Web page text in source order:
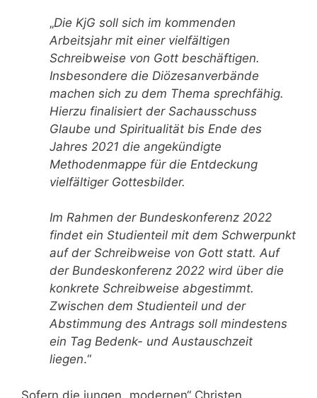
„Die KjG soll sich im kommenden
Arbeitsjahr mit einer vielfältigen
Schreibweise von Gott beschäftigen.
Insbesondere die Diözesanverbände
machen sich zu dem Thema sprechfähig.
Hierzu finalisiert der Sachausschuss
Glaube und Spiritualität bis Ende des
Jahres 2021 die angekündigte
Methodenmappe für die Entdeckung
vielfältiger Gottesbilder.
Im Rahmen der Bundeskonferenz 2022
findet ein Studienteil mit dem Schwerpunkt
auf der Schreibweise von Gott statt. Auf
der Bundeskonferenz 2022 wird über die
konkrete Schreibweise abgestimmt.
Zwischen dem Studienteil und der
Abstimmung des Antrags soll mindestens
ein Tag Bedenk- und Austauschzeit
liegen.“
Sofern die jungen „modernen“ Christen